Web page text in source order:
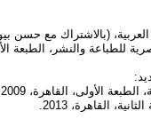
(بالاشتراك مع حسن
للطباعة والنشر، الطبعة
الأولى، القاهرة، 2009.
القاهرة، 2013.